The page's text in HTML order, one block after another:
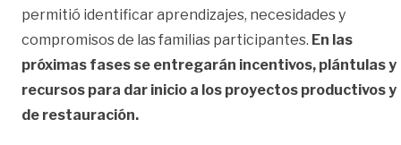
permitió identificar aprendizajes, necesidades y
compromisos de las familias participantes. En las
próximas fases se entregarán incentivos, plántulas y
recursos para dar inicio a los proyectos productivos y
de restauración.